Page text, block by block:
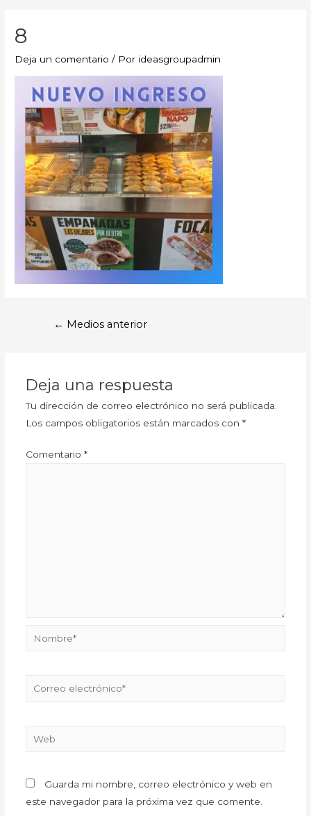
8
Deja un comentario / Por ideasgroupadmin
← Medios anterior
Deja una respuesta
Tu dirección de correo electrónico no será publicada.
Los campos obligatorios están marcados con *
Comentario *
Guarda mi nombre, correo electrónico y web en
este navegador para la próxima vez que comente.